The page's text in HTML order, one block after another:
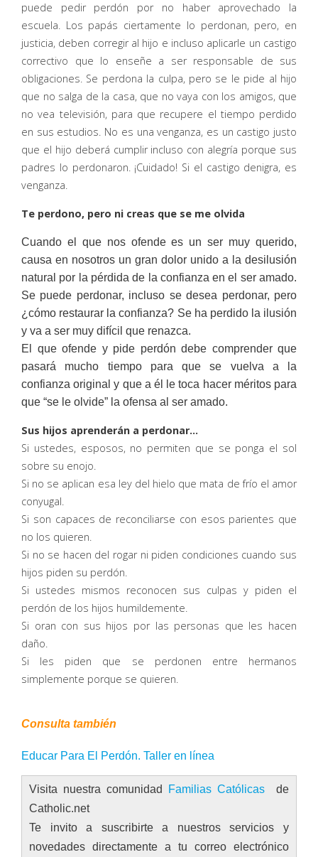
puede pedir perdón por no haber aprovechado la
escuela. Los papás ciertamente lo perdonan, pero, en
justicia, deben corregir al hijo e incluso aplicarle un castigo
correctivo que lo enseñe a ser responsable de sus
obligaciones. Se perdona la culpa, pero se le pide al hijo
que no salga de la casa, que no vaya con los amigos, que
no vea televisión, para que recupere el tiempo perdido
en sus estudios. No es una venganza, es un castigo justo
que el hijo deberá cumplir incluso con alegría porque sus
padres lo perdonaron. ¡Cuidado! Si el castigo denigra, es
venganza.
Te perdono, pero ni creas que se me olvida
Cuando el que nos ofende es un ser muy querido,
causa en nosotros un gran dolor unido a la desilusión
natural por la pérdida de la confianza en el ser amado.
Se puede perdonar, incluso se desea perdonar, pero
¿cómo restaurar la confianza? Se ha perdido la ilusión
y va a ser muy difícil que renazca.
El que ofende y pide perdón debe comprender que
pasará mucho tiempo para que se vuelva a la
confianza original y que a él le toca hacer méritos para
que “se le olvide” la ofensa al ser amado.
Sus hijos aprenderán a perdonar…
Si ustedes, esposos, no permiten que se ponga el sol
sobre su enojo.
Si no se aplican esa ley del hielo que mata de frío el amor
conyugal.
Si son capaces de reconciliarse con esos parientes que
no los quieren.
Si no se hacen del rogar ni piden condiciones cuando sus
hijos piden su perdón.
Si ustedes mismos reconocen sus culpas y piden el
perdón de los hijos humildemente.
Si oran con sus hijos por las personas que les hacen
daño.
Si les piden que se perdonen entre hermanos
simplemente porque se quieren.
Consulta también
Educar Para El Perdón. Taller en línea
Visita nuestra comunidad Familias Católicas de
Catholic.net
Te invito a suscribirte a nuestros servicios y
novedades directamente a tu correo electrónico